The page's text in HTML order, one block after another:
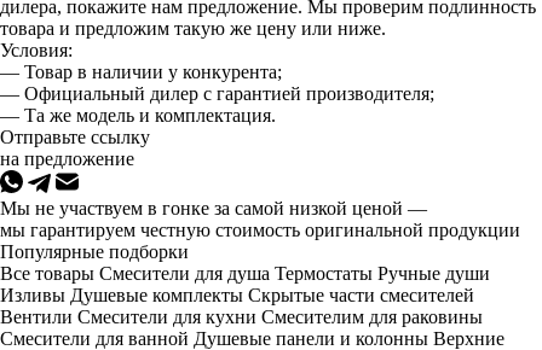
дилера, покажите нам предложение. Мы проверим подлинность
товара и предложим такую же цену или ниже.
Условия:
— Товар в наличии у конкурента;
— Официальный дилер с гарантией производителя;
— Та же модель и комплектация.
Отправьте ссылку
на предложение
Мы не участвуем в гонке за самой низкой ценой —
мы гарантируем честную стоимость оригинальной продукции
Популярные подборки
Все товары Смесители для душа Термостаты Ручные души
Изливы Душевые комплекты Скрытые части смесителей
Вентили Смесители для кухни Смесителим для раковины
Смесители для ванной Душевые панели и колонны Верхние